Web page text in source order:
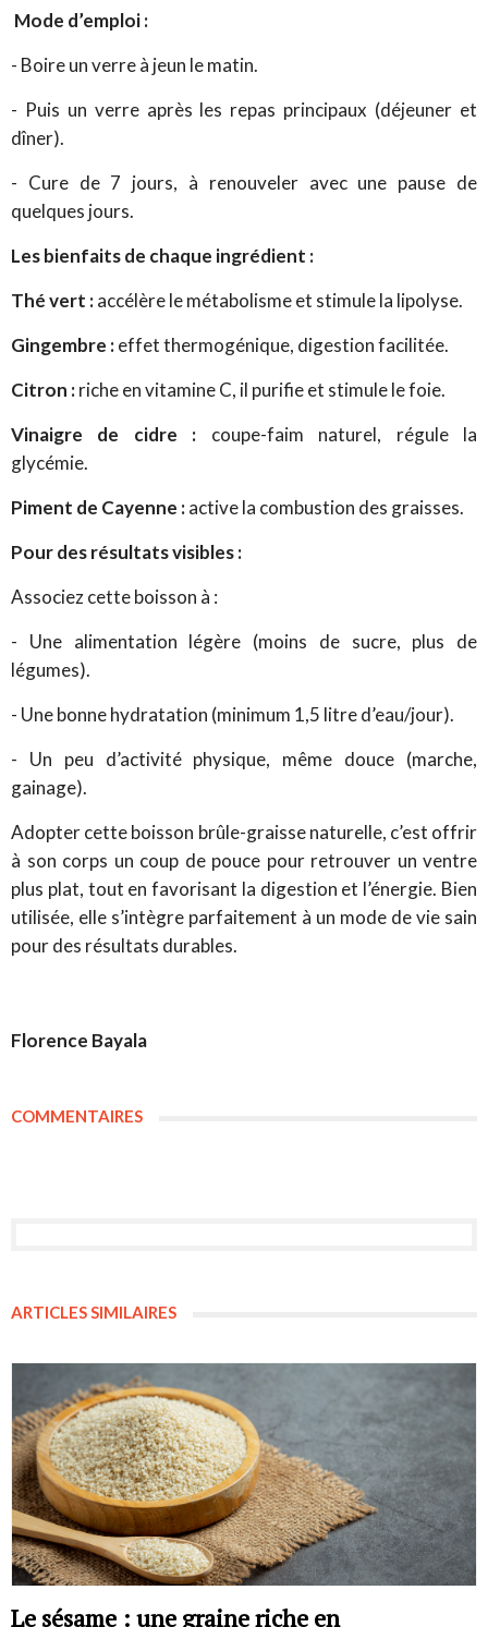
Mode d’emploi :
- Boire un verre à jeun le matin.
- Puis un verre après les repas principaux (déjeuner et
dîner).
- Cure de 7 jours, à renouveler avec une pause de
quelques jours.
Les bienfaits de chaque ingrédient :
Thé vert :accélère le métabolisme et stimule la lipolyse.
Gingembre :effet thermogénique, digestion facilitée.
Citron :riche en vitamine C, il purifie et stimule le foie.
Vinaigre de cidre : coupe-faim naturel, régule la
glycémie.
Piment de Cayenne :active la combustion des graisses.
Pour des résultats visibles :
Associez cette boisson à :
- Une alimentation légère (moins de sucre, plus de
légumes).
- Une bonne hydratation (minimum 1,5 litre d’eau/jour).
- Un peu d’activité physique, même douce (marche,
gainage).
Adopter cette boisson brûle-graisse naturelle, c’est offrir
à son corps un coup de pouce pour retrouver un ventre
plus plat, tout en favorisant la digestion et l’énergie. Bien
utilisée, elle s’intègre parfaitement à un mode de vie sain
pour des résultats durables.
Florence Bayala
COMMENTAIRES
ARTICLES SIMILAIRES
Le sésame : une graine riche en